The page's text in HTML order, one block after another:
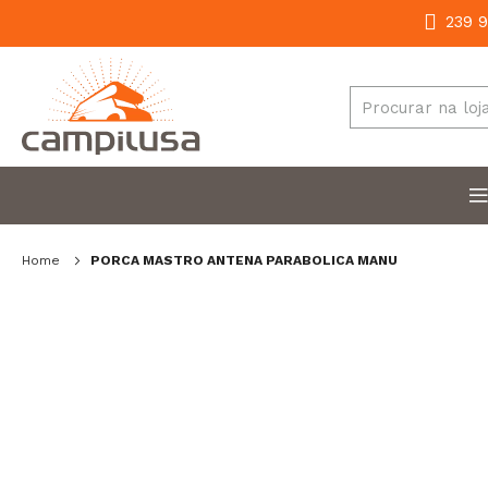
239
Home PORCA MASTRO ANTENA PARABOLICA MANU